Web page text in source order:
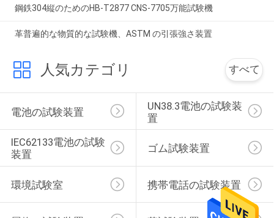
鋼鉄304縦のためのHB-T2877 CNS-7705万能試験機
革普遍的な物質的な試験機、ASTM の引張強さ装置
人気カテゴリ すべて
電池の試験装置
UN38.3電池の試験装
置
IEC62133電池の試験
装置
ゴム試験装置
環境試験室 携帯電話の試験装置